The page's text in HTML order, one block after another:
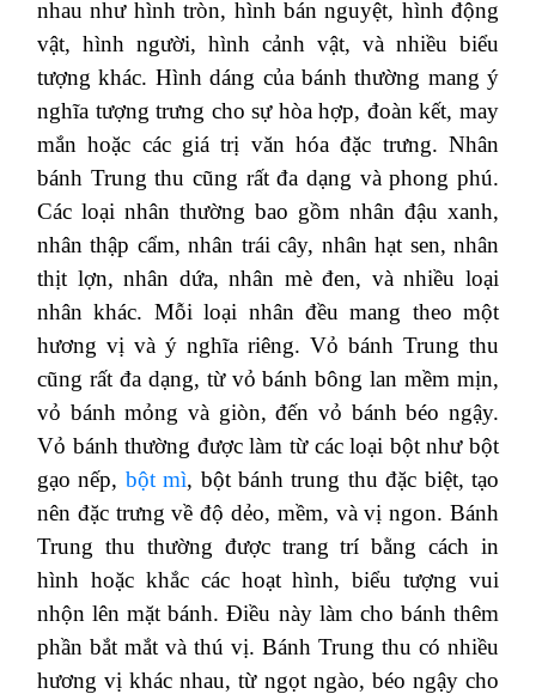
nhau như hình tròn, hình bán nguyệt, hình động
vật, hình người, hình cảnh vật, và nhiều biểu
tượng khác. Hình dáng của bánh thường mang ý
nghĩa tượng trưng cho sự hòa hợp, đoàn kết, may
mắn hoặc các giá trị văn hóa đặc trưng. Nhân
bánh Trung thu cũng rất đa dạng và phong phú.
Các loại nhân thường bao gồm nhân đậu xanh,
nhân thập cẩm, nhân trái cây, nhân hạt sen, nhân
thịt lợn, nhân dứa, nhân mè đen, và nhiều loại
nhân khác. Mỗi loại nhân đều mang theo một
hương vị và ý nghĩa riêng. Vỏ bánh Trung thu
cũng rất đa dạng, từ vỏ bánh bông lan mềm mịn,
vỏ bánh mỏng và giòn, đến vỏ bánh béo ngậy.
Vỏ bánh thường được làm từ các loại bột như bột
gạo nếp, bột mì, bột bánh trung thu đặc biệt, tạo
nên đặc trưng về độ dẻo, mềm, và vị ngon. Bánh
Trung thu thường được trang trí bằng cách in
hình hoặc khắc các hoạt hình, biểu tượng vui
nhộn lên mặt bánh. Điều này làm cho bánh thêm
phần bắt mắt và thú vị. Bánh Trung thu có nhiều
hương vị khác nhau, từ ngọt ngào, béo ngậy cho